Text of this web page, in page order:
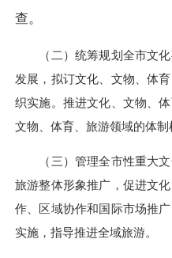
查。
（二）统筹规划全市文化
发展，拟订文化、文物、体
织实施。推进文化、文物、
文物、体育、旅游领域的体制
（三） 管理全市性重大
旅游整体形象推广，促进文
作、区域协作和国际市场推
实施，指导推进全域旅游。